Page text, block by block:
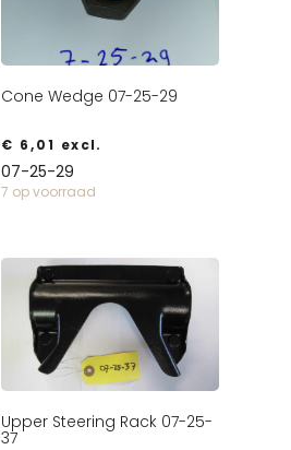
Cone Wedge 07-25-29
€ 6,01 excl.
07-25-29
7 op voorraad
Upper Steering Rack 07-25-
37